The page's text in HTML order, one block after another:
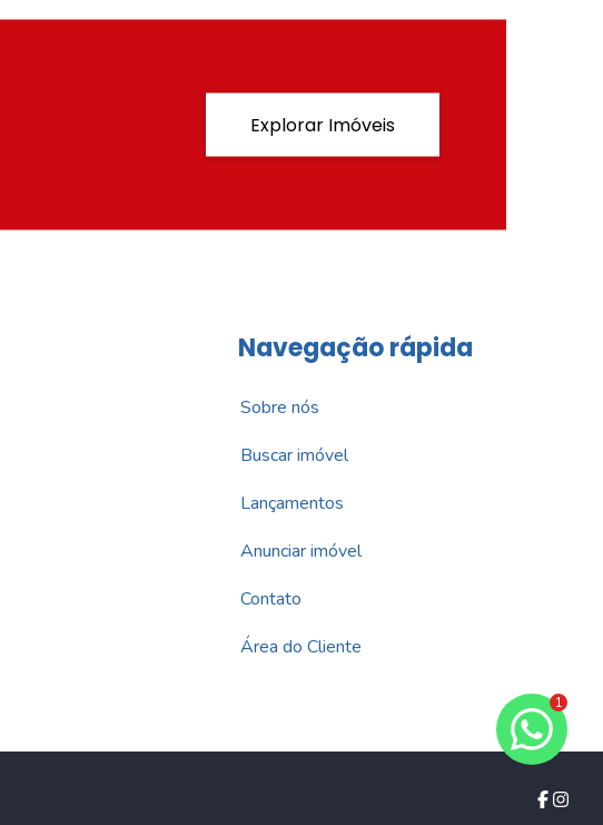
Explorar Imóveis
Navegação rápida
Sobre nós
Buscar imóvel
Lançamentos
Anunciar imóvel
Contato
Área do Cliente
1